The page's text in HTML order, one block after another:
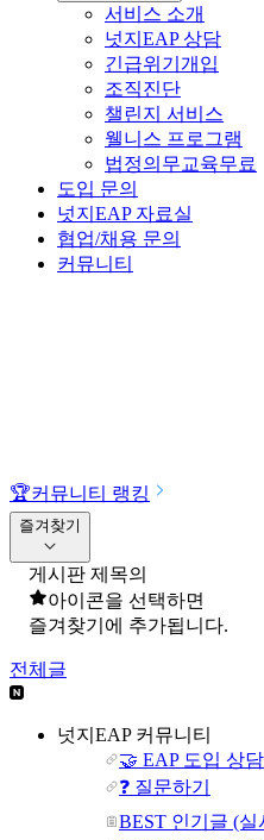
서비스 소개
넛지EAP 상담
긴급위기개입
조직진단
챌린지 서비스
웰니스 프로그램
법정의무교육무료
도입 문의
넛지EAP 자료실
협업/채용 문의
커뮤니티
🏆커뮤니티 랭킹
즐겨찾기
게시판 제목의
아이콘을 선택하면
즐겨찾기에 추가됩니다.
전체글
넛지EAP 커뮤니티
🤝 EAP 도입 상담
❓ 질문하기
BEST 인기글 (실